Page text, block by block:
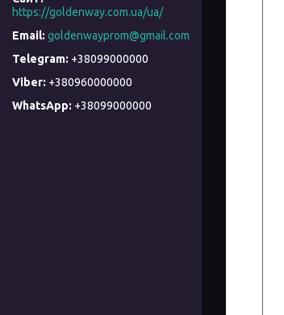
https://goldenway.com.ua/ua/
goldenwayprom@gmail.com
+38099000000
+380960000000
+38099000000